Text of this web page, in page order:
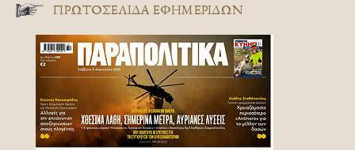
ΠΡΩΤΟΣΈΛΙΔΑ ΕΦΗΜΕΡΊΔΩΝ